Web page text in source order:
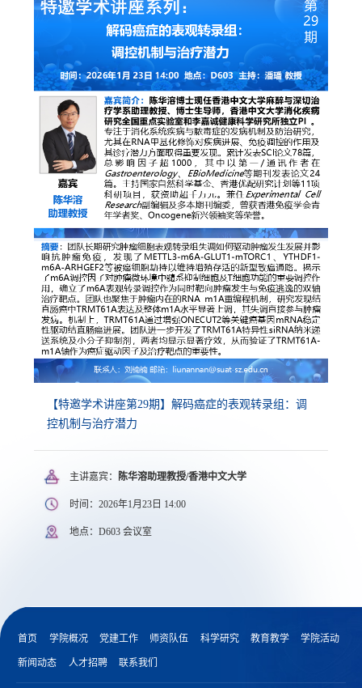
【特邀学术讲座第29期】解码癌症的表观转录组：调
控机制与治疗潜力
主讲嘉宾： 陈华溶助理教授/香港中文大学
时间：2026年1月23日 14:00
地点：D603 会议室
首页 学院概况 党建工作 师资队伍 科学研究 教育教学 学院活动
新闻动态 人才招聘 联系我们